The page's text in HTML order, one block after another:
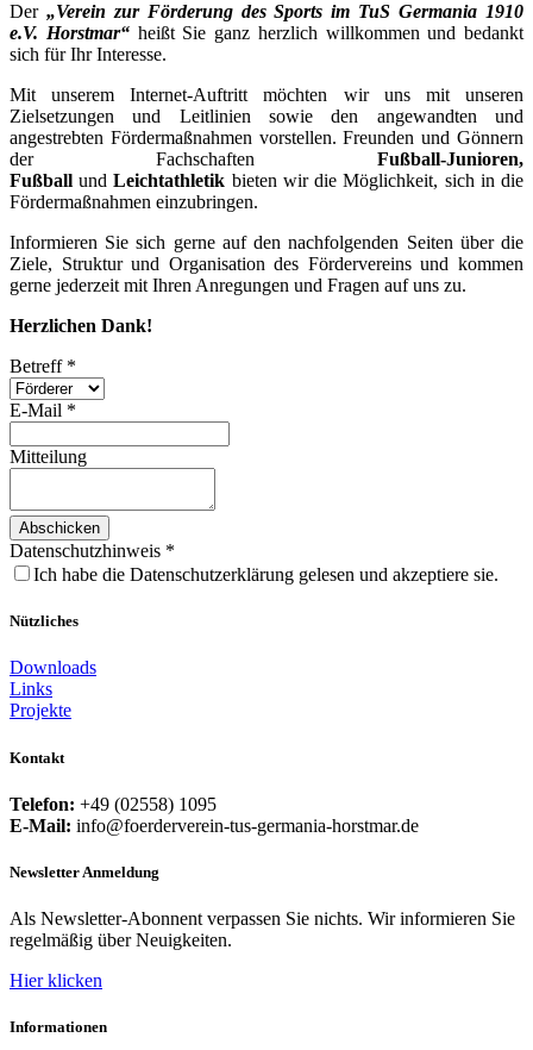
Der „Verein zur Förderung des Sports im TuS Germania 1910
e.V. Horstmar“heißt Sie ganz herzlich willkommen und bedankt
sich für Ihr Interesse.
Mit unserem Internet-Auftritt möchten wir uns mit unseren
Zielsetzungen und Leitlinien sowie den angewandten und
angestrebten Fördermaßnahmen vorstellen. Freunden und Gönnern
der Fachschaften Fußball-Junioren,
Fußball undLeichtathletik bieten wir die Möglichkeit, sich in die
Fördermaßnahmen einzubringen.
Informieren Sie sich gerne auf den nachfolgenden Seiten über die
Ziele, Struktur und Organisation des Fördervereins und kommen
gerne jederzeit mit Ihren Anregungen und Fragen auf uns zu.
Herzlichen Dank!
Betreff *
E-Mail *
Mitteilung
Abschicken
Datenschutzhinweis *
Ich habe die Datenschutzerklärung gelesen und akzeptiere sie.
Nützliches
Downloads
Links
Projekte
Kontakt
Telefon: +49 (02558) 1095
E-Mail: info@foerderverein-tus-germania-horstmar.de
Newsletter Anmeldung
Als Newsletter-Abonnent verpassen Sie nichts. Wir informieren Sie
regelmäßig über Neuigkeiten.
Hier klicken
Informationen